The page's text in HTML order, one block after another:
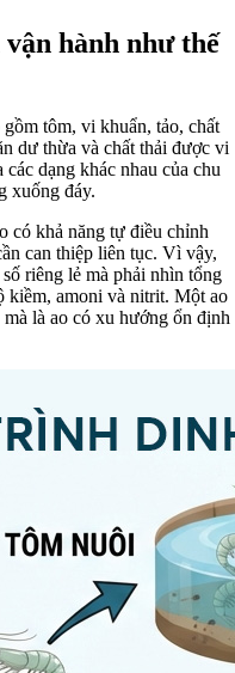
hành như thế
tôm, vi khuẩn, tảo, chất
dư thừa và chất thải được vi
dạng khác nhau của chu
xuống đáy.
có khả năng tự điều chỉnh
can thiệp liên tục. Vì vậy,
riêng lẻ mà phải nhìn tổng
kiềm, amoni và nitrit. Một ao
là ao có xu hướng ổn định